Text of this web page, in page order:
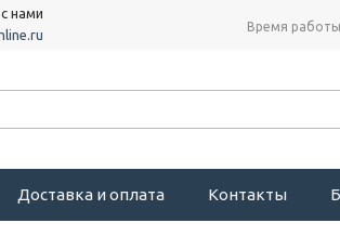
нами
Время
Доставка и оплата Контакты